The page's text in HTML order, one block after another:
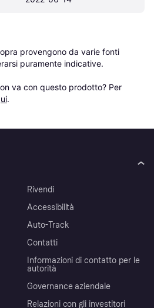
provengono da varie fonti
puramente indicative.
va con questo prodotto? Per
.
Rivendi
Accessibilità
Auto-Track
Contatti
Informazioni di contatto per le
autorità
Governance aziendale
Relazioni con gli investitori